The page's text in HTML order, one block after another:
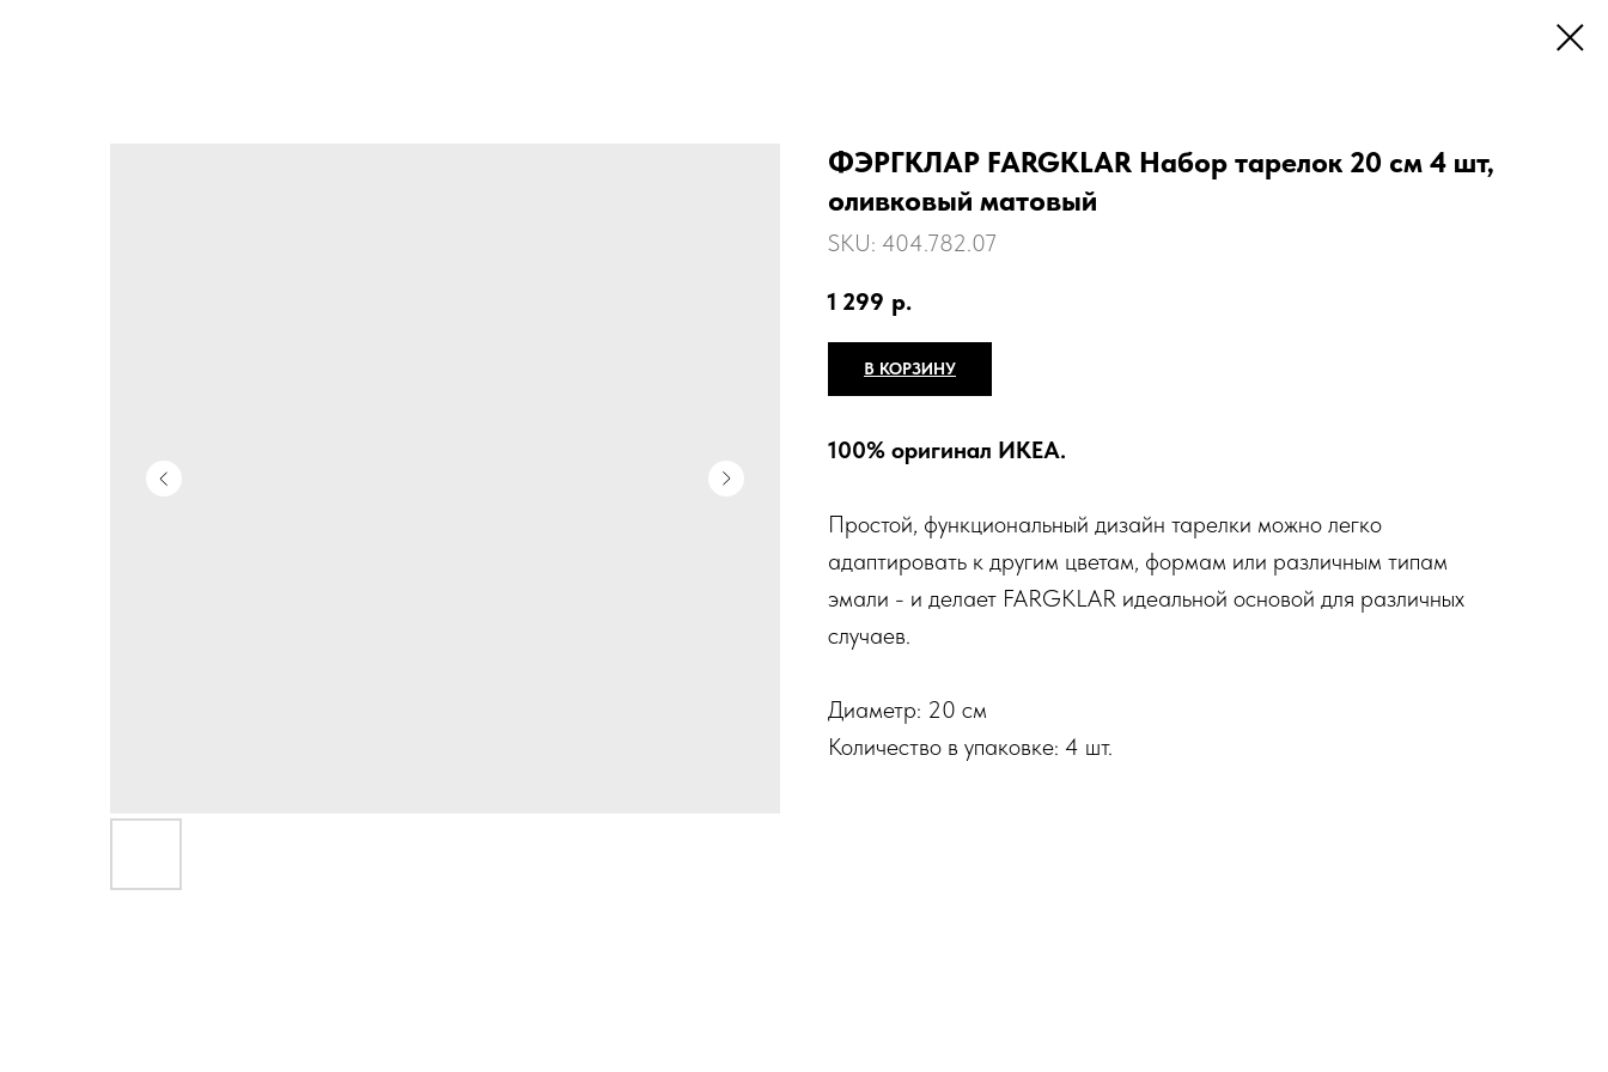
ФЭРГКЛАР FARGKLAR Набор тарелок 20 см 4 шт,
оливковый матовый
SKU: 404.782.07
1 299 р.
В КОРЗИНУ
100% оригинал ИКЕА.
Простой, функциональный дизайн тарелки можно легко
адаптировать к другим цветам, формам или различным типам
эмали - и делает FARGKLAR идеальной основой для различных
случаев.
Диаметр: 20 см
Количество в упаковке: 4 шт.